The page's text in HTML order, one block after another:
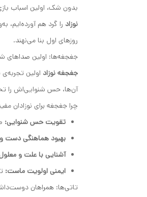
بدون شک، اولین اسباب
نوزاد را گرد هم آورده‌ایم،
روزهای اول بنا می‌نهند.
جغجغه‌ها: اولین صداهای
جغجغه نوزاد اولین
آن‌ها، حس شنوایی‌اش را
چرا جغجغه برای نوزادان
تقویت حس شنوایی:
بهبود هماهنگی دست
آشنایی با علت و
ایمنی اولویت ماست:
تاتی‌ها: همراهان